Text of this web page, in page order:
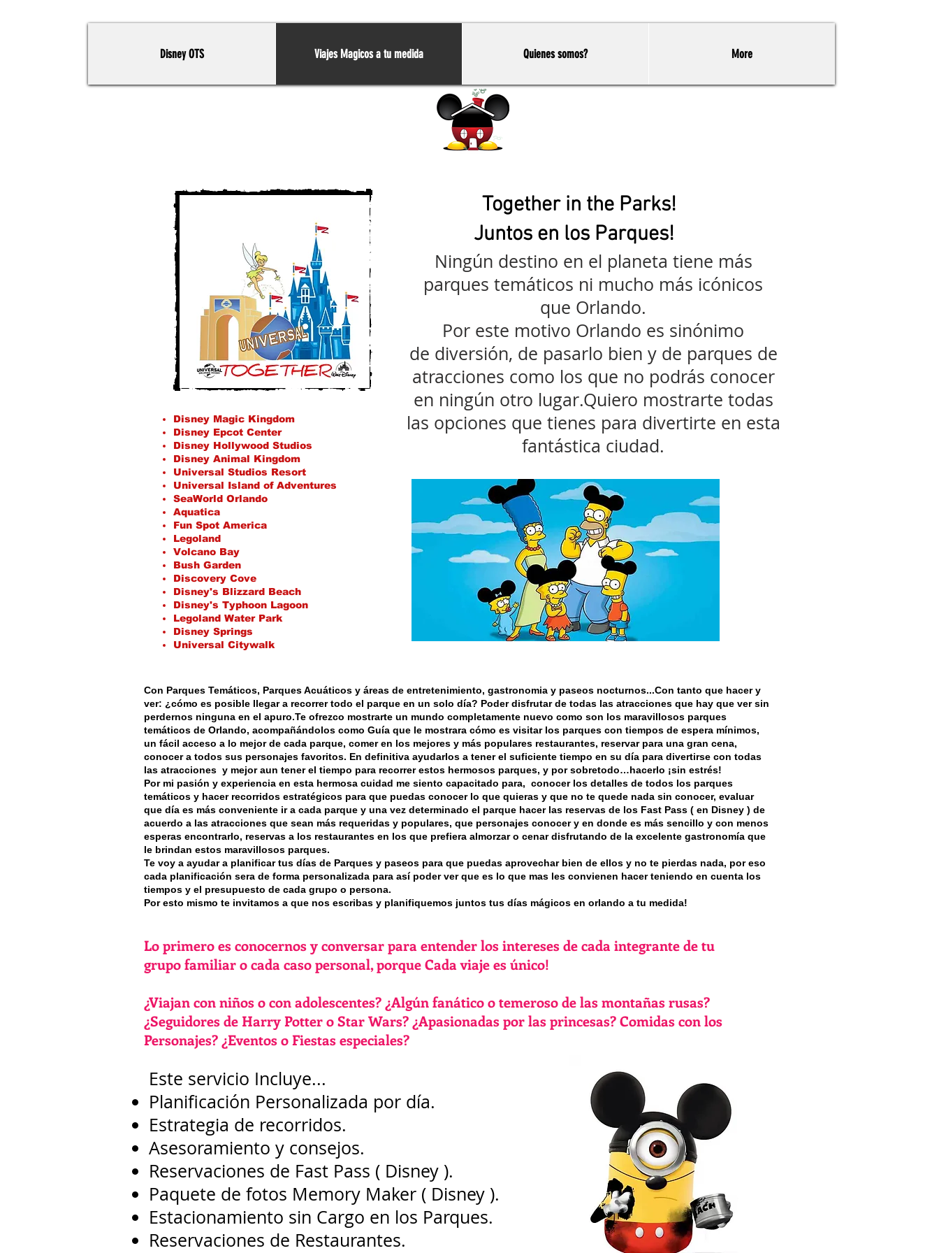
Disney OTS Viajes Magicos a tu medida Quienes somos? More
Disney Magic Kingdom
Disney Epcot Center
Disney Hollywood Studios
Disney Animal Kingdom
Universal Studios Resort
Universal Island of Adventures
SeaWorld Orlando
Aquatica
Fun Spot America
Legoland
Volcano Bay
Bush Garden
Discovery Cove
Disney's Blizzard Beach
Disney's Typhoon Lagoon
Legoland Water Park
Disney Springs
Universal Citywalk
Together in the Parks!
Juntos en los Parques!
Ningún destino en el planeta tiene más
parques temáticos ni mucho más icónicos
que Orlando.
Por este motivo Orlando es sinónimo
de diversión, de pasarlo bien y de parques de
atracciones como los que no podrás conocer
en ningún otro lugar.Quiero mostrarte todas
las opciones que tienes para divertirte en esta
fantástica ciudad.
Con Parques Temáticos, Parques Acuáticos y áreas de entretenimiento, gastronomia y paseos nocturnos...Con tanto que hacer y
ver: ¿cómo es posible llegar a recorrer todo el parque en un solo día? Poder disfrutar de todas las atracciones que hay que ver sin
perdernos ninguna en el apuro.Te ofrezco mostrarte un mundo completamente nuevo como son los maravillosos parques
temáticos de Orlando, acompañándolos como Guía que le mostrara cómo es visitar los parques con tiempos de espera mínimos,
un fácil acceso a lo mejor de cada parque, comer en los mejores y más populares restaurantes, reservar para una gran cena,
conocer a todos sus personajes favoritos. En definitiva ayudarlos a tener el suficiente tiempo en su día para divertirse con todas
las atracciones y mejor aun tener el tiempo para recorrer estos hermosos parques, y por sobretodo…hacerlo ¡sin estrés!
Por mi pasión y experiencia en esta hermosa cuidad me siento capacitado para, conocer los detalles de todos los parques
temáticos y hacer recorridos estratégicos para que puedas conocer lo que quieras y que no te quede nada sin conocer, evaluar
que día es más conveniente ir a cada parque y una vez determinado el parque hacer las reservas de los Fast Pass ( en Disney ) de
acuerdo a las atracciones que sean más requeridas y populares, que personajes conocer y en donde es más sencillo y con menos
esperas encontrarlo, reservas a los restaurantes en los que prefiera almorzar o cenar disfrutando de la excelente gastronomía que
le brindan estos maravillosos parques.
Te voy a ayudar a planificar tus días de Parques y paseos para que puedas aprovechar bien de ellos y no te pierdas nada, por eso
cada planificación sera de forma personalizada para asípoder ver que es lo que mas les convienen hacer teniendo en cuenta los
tiempos y el presupuesto de cada grupo o persona.
Por esto mismo te invitamos a que nos escribas y planifiquemos juntos tus días mágicos en orlando a tu medida!
Este servicio Incluye...
Planificación Personalizada por día.
Estrategia de recorridos.
Asesoramiento y consejos.
Reservaciones de Fast Pass ( Disney ).
Paquete de fotos Memory Maker ( Disney ).
Estacionamiento sin Cargo en los Parques.
Reservaciones de Restaurantes.
Lo primero es conocernos y conversar para entender los intereses de cada integrante de tu
grupo familiar o cada caso personal, porque Cada viaje es único!
¿Viajan con niños o con adolescentes? ¿Algún fanático o temeroso de las montañas rusas?
¿Seguidores de Harry Potter o Star Wars? ¿Apasionadas por las princesas? Comidas con los
Personajes? ¿Eventos o Fiestas especiales?